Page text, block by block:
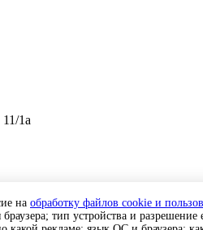
1а
на обработку файлов cookie и
тип устройства и разрешение